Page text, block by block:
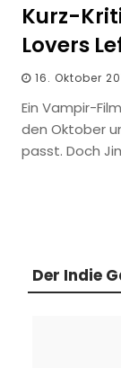
Kurz-
Lovers
16. Oktober
Ein Vampir-
den Oktober
passt. Doch
Der Indie